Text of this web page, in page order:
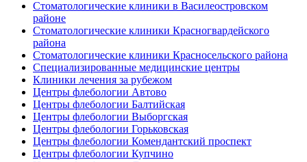
Стоматологические клиники в Василеостровском
районе
Стоматологические клиники Красногвардейского
района
Стоматологические клиники Красносельского района
Специализированные медицинские центры
Клиники лечения за рубежом
Центры флебологии Автово
Центры флебологии Балтийская
Центры флебологии Выборгская
Центры флебологии Горьковская
Центры флебологии Комендантский проспект
Центры флебологии Купчино